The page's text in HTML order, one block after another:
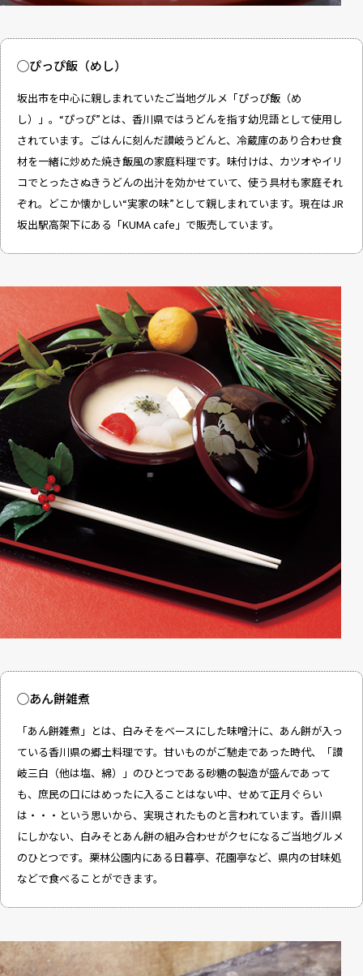
◯ぴっぴ飯（めし）
坂出市を中心に親しまれていたご当地グルメ「ぴっぴ飯（め
し）」。“ぴっぴ”とは、香川県ではうどんを指す幼児語として使用し
されています。ごはんに刻んだ讃岐うどんと、冷蔵庫のあり合わせ食
材を一緒に炒めた焼き飯風の家庭料理です。味付けは、カツオやイリ
コでとったさぬきうどんの出汁を効かせていて、使う具材も家庭それ
ぞれ。どこか懐かしい“実家の味”として親しまれています。現在はJR
坂出駅高架下にある「KUMA cafe」で販売しています。
◯あん餅雑煮
「あん餅雑煮」とは、白みそをベースにした味噌汁に、あん餅が入っ
ている香川県の郷土料理です。甘いものがご馳走であった時代、「讃
岐三白（他は塩、綿）」のひとつである砂糖の製造が盛んであって
も、庶民の口にはめったに入ることはない中、せめて正月ぐらい
は・・・という思いから、実現されたものと言われています。香川県
にしかない、白みそとあん餅の組み合わせがクセになるご当地グルメ
のひとつです。栗林公園内にある日暮亭、花園亭など、県内の甘味処
などで食べることができます。